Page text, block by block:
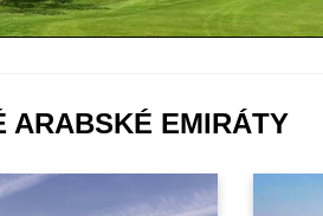
ARABSKÉ EMIRÁTY